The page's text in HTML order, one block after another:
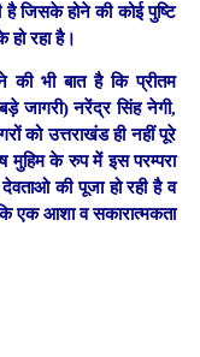
है जिसके होने की कोई पुष्टि
रहा है।
की भी बात है कि प्रीतम
जागरी) नरेंद्र सिंह नेगी,
को उत्तराखंड ही नहीं पूरे
मुहिम के रुप में इस परम्परा
की पूजा हो रही है व
एक आशा व सकारात्मकता